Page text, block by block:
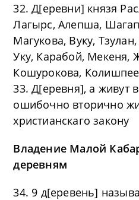
32. Д[еревни] князя
Лагырс, Алепша,
Магукова, Вуку,
Уку, Карабой, Мекеня,
Кошурокова,
33. Д[еревня], а живут
ошибочно вторично
христианскаго закону
Владение Малой
деревням
34. 9 д[еревень]